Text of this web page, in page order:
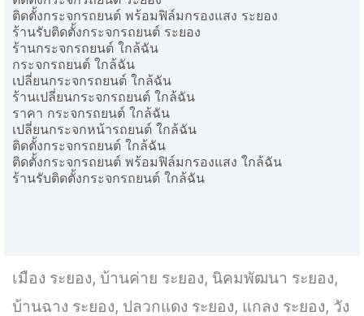
ติดตั้งกระจกรถยนต์ พร้อมฟิล์มกรองแสง ระยอง
ร้านรับติดตั้งกระจกรถยนต์ ระยอง
ร้านกระจกรถยนต์ ใกล้ฉัน
กระจกรถยนต์ ใกล้ฉัน
เปลี่ยนกระจกรถยนต์ ใกล้ฉัน
ร้านเปลี่ยนกระจกรถยนต์ ใกล้ฉัน
ราคา กระจกรถยนต์ ใกล้ฉัน
เปลี่ยนกระจกหน้ารถยนต์ ใกล้ฉัน
ติดตั้งกระจกรถยนต์ ใกล้ฉัน
ติดตั้งกระจกรถยนต์ พร้อมฟิล์มกรองแสง ใกล้ฉัน
ร้านรับติดตั้งกระจกรถยนต์ ใกล้ฉัน
เมือง ระยอง, บ้านค่าย ระยอง, นิคมพัฒนา ระยอง,
บ้านฉาง ระยอง, ปลวกแดง ระยอง, แกลง ระยอง, วัง